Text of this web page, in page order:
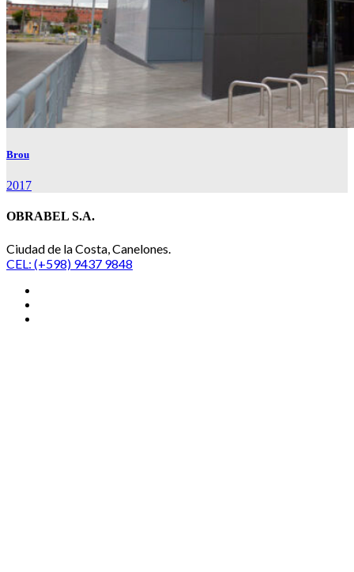
Brou
2017
OBRABEL S.A.
Ciudad de la Costa, Canelones.
CEL: (+598) 9437 9848